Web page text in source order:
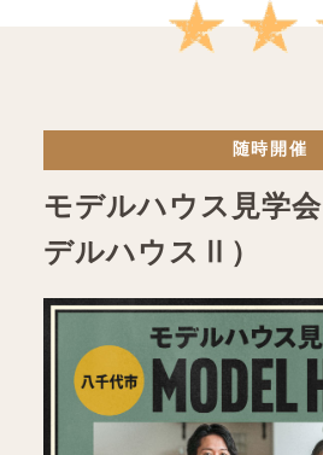
随時開催
モデルハウス見学
デルハウスⅡ）